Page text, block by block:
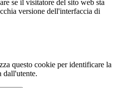
se il visitatore del sito web sta
versione dell'interfaccia di
questo cookie per identificare la
dall'utente.